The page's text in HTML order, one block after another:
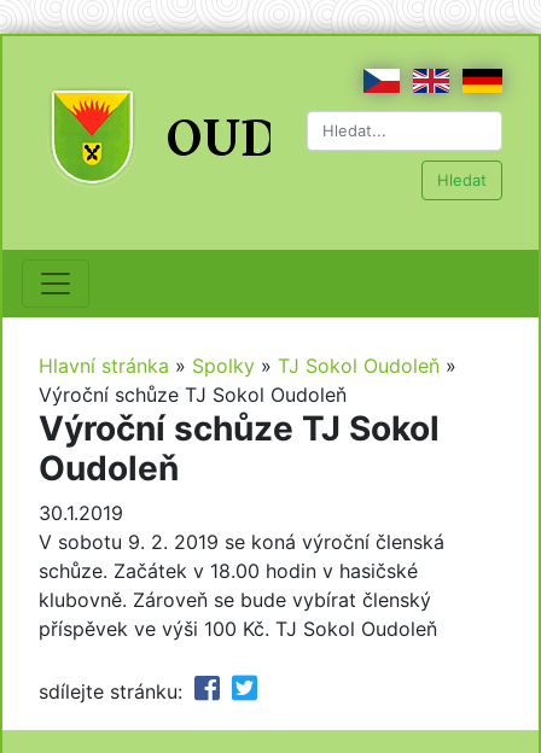
Hledat
Hlavní stránka » Spolky » TJ Sokol Oudoleň »
Výroční schůze TJ Sokol Oudoleň
Výroční schůze TJ Sokol
Oudoleň
30.1.2019
V sobotu 9. 2. 2019 se koná výroční členská
schůze. Začátek v 18.00 hodin v hasičské
klubovně. Zároveň se bude vybírat členský
příspěvek ve výši 100 Kč. TJ Sokol Oudoleň
sdílejte stránku: